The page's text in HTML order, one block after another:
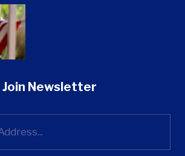
Join Newsletter